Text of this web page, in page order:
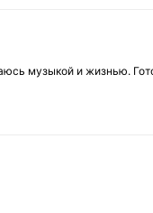
музыкой и жизнью.